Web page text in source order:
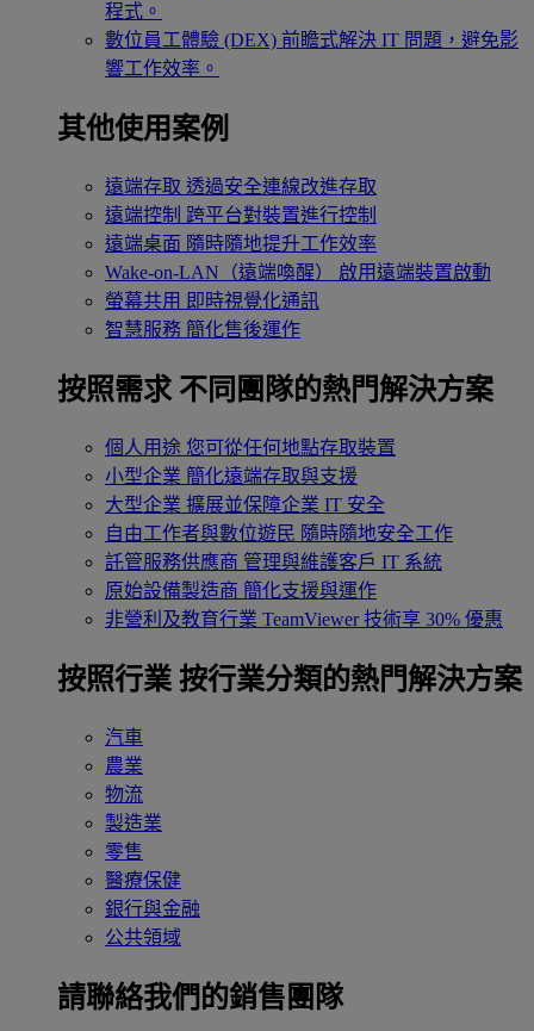
程式。
數位員工體驗 (DEX) 前瞻式解決 IT 問題，避免影
響工作效率。
其他使用案例
遠端存取 透過安全連線改進存取
遠端控制 跨平台對裝置進行控制
遠端桌面 隨時隨地提升工作效率
Wake-on-LAN（遠端喚醒）
啟用遠端裝置啟動
螢幕共用 即時視覺化通訊
智慧服務 簡化售後運作
按照需求 不同團隊的熱門解決方案
個人用途 您可從任何地點存取裝置
小型企業 簡化遠端存取與支援
大型企業 擴展並保障企業 IT 安全
自由工作者與數位遊民 隨時隨地安全工作
託管服務供應商 管理與維護客戶 IT 系統
原始設備製造商 簡化支援與運作
非營利及教育行業 TeamViewer 技術享 30% 優惠
按照行業 按行業分類的熱門解決方案
汽車
農業
物流
製造業
零售
醫療保健
銀行與金融
公共領域
請聯絡我們的銷售團隊